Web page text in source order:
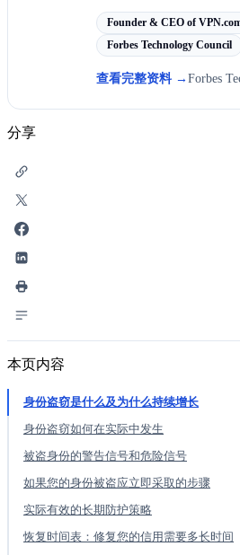
Founder & CEO of
Forbes Technology Council
查看完整资料 → Forbes
分享
本页内容
身份盗窃是什么及为什么持续增长
身份盗窃如何在实际中发生
被盗身份的警告信号和危险信号
如果您的身份被盗应立即采取的步骤
实际有效的长期防护策略
恢复时间表：修复您的信用需要多长时间